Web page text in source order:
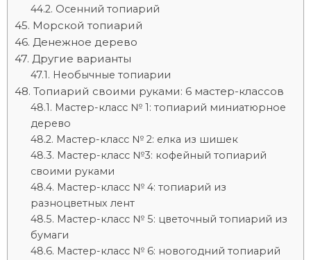
Осенний топиарий
Морской топиарий
Денежное дерево
Другие варианты
Необычные топиарии
Топиарий своими руками: 6 мастер-классов
Мастер-класс № 1: топиарий миниатюрное
дерево
Мастер-класс № 2: елка из шишек
Мастер-класс №3: кофейный топиарий
своими руками
Мастер-класс № 4: топиарий из
разноцветных лент
Мастер-класс № 5: цветочный топиарий из
бумаги
Мастер-класс № 6: новогодний топиарий